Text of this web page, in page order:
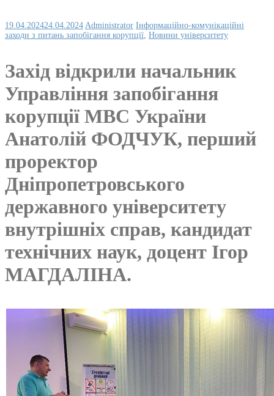
19.04.202424.04.2024 Administrator Інформаційно-комунікаційні
заходи з питань запобігання корупції, Новини університету
Захід відкрили начальник
Управління запобігання
корупції МВС України
Анатолій ФОДЧУК, перший
проректор
Дніпропетровського
державного університету
внутрішніх справ, кандидат
технічних наук, доцент Ігор
МАГДАЛІНА.